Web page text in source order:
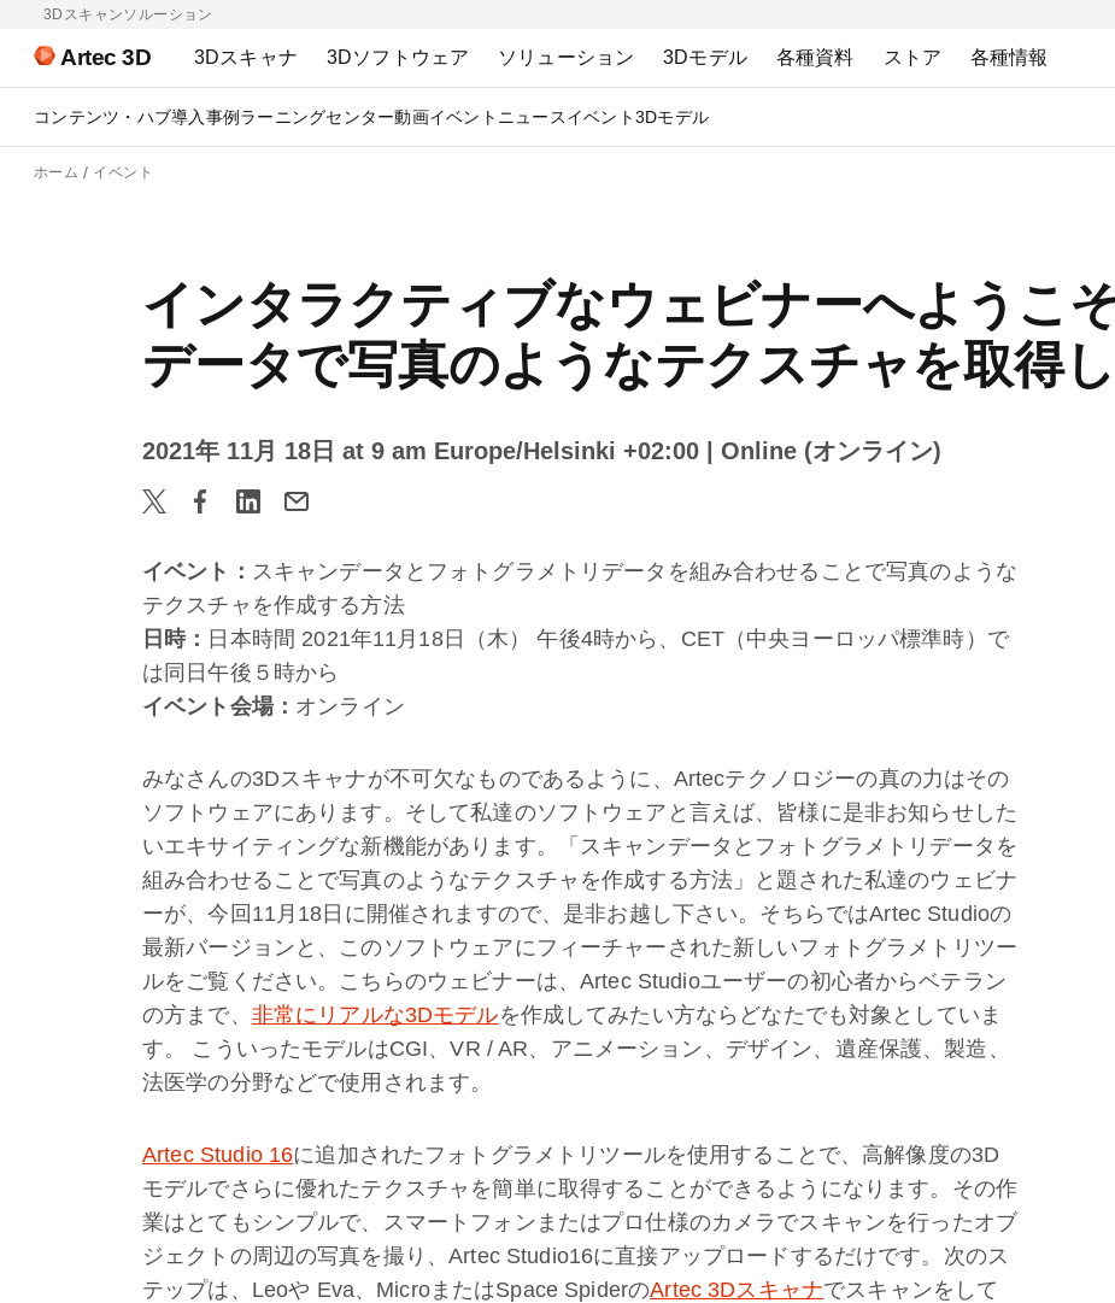
3Dスキャンソルーション
Artec 3D 3Dスキャナ 3Dソフトウェア ソリューション 3Dモデル 各種資料 ストア 各種情報
コンテンツ・ハブ導入事例 ラーニングセンター動画イベント ニュースイベント3Dモデル
ホーム イベント
インタラクティブなウェビナーへようこ
データで写真のようなテクスチャを取得
2021年 11月 18日 at 9 am Europe/Helsinki +02:00 | Online (オンライン)
イベント： スキャンデータとフォトグラメトリデータを組み合わせることで写真のような
テクスチャを作成する方法
日時： 日本時間 2021年11月18日（木） 午後4時から、CET（中央ヨーロッパ標準時）で
は同日午後５時から
イベント会場： オンライン
みなさんの3Dスキャナが不可欠なものであるように、Artecテクノロジーの真の力はその
ソフトウェアにあります。そして私達のソフトウェアと言えば、皆様に是非お知らせした
いエキサイティングな新機能があります。「スキャンデータとフォトグラメトリデータを
組み合わせることで写真のようなテクスチャを作成する方法」と題された私達のウェビナ
ーが、今回11月18日に開催されますので、是非お越し下さい。そちらではArtec Studioの
最新バージョンと、このソフトウェアにフィーチャーされた新しいフォトグラメトリツー
ルをご覧ください。こちらのウェビナーは、Artec Studioユーザーの初心者からベテラン
の方まで、 非常にリアルな3Dモデルを作成してみたい方ならどなたでも対象としていま
す。 こういったモデルはCGI、VR / AR、アニメーション、デザイン、遺産保護、製造、
法医学の分野などで使用されます。
Artec Studio 16に追加されたフォトグラメトリツールを使用することで、高解像度の3D
モデルでさらに優れたテクスチャを簡単に取得することができるようになります。その作
業はとてもシンプルで、スマートフォンまたはプロ仕様のカメラでスキャンを行ったオブ
ジェクトの周辺の写真を撮り、Artec Studio16に直接アップロードするだけです。次のス
テップは、Leoや Eva、MicroまたはSpace SpiderのArtec 3Dスキャナでスキャンをして